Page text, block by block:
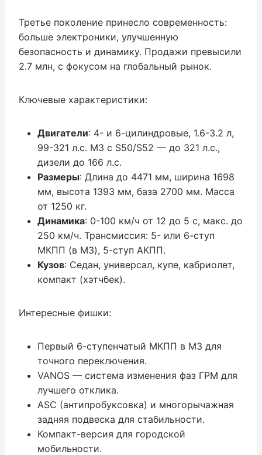
Третье поколение принесло современность:
больше электроники, улучшенную
безопасность и динамику. Продажи превысили
2.7 млн, с фокусом на глобальный рынок.
Ключевые характеристики:
Двигатели: 4- и 6-цилиндровые, 1.6-3.2 л,
99-321 л.с. M3 с S50/S52 — до 321 л.с.,
дизели до 166 л.с.
Размеры: Длина до 4471 мм, ширина 1698
мм, высота 1393 мм, база 2700 мм. Масса
от 1250 кг.
Динамика: 0-100 км/ч от 12 до 5 с, макс. до
250 км/ч. Трансмиссия: 5- или 6-ступ
МКПП (в M3), 5-ступ АКПП.
Кузов: Седан, универсал, купе, кабриолет,
компакт (хэтчбек).
Интересные фишки:
Первый 6-ступенчатый МКПП в M3 для
точного переключения.
VANOS — система изменения фаз ГРМ для
лучшего отклика.
ASC (антипробуксовка) и многорычажная
задняя подвеска для стабильности.
Компакт-версия для городской
мобильности.